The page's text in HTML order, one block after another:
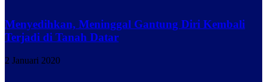
Menyedihkan, Meninggal Gantung Diri Kembali
Terjadi di Tanah Datar
2 Januari 2020